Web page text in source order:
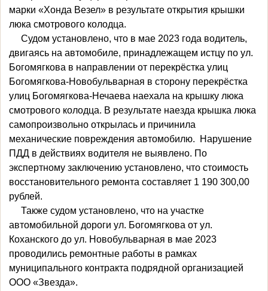
марки «Хонда Везел» в результате открытия крышки
люка смотрового колодца.
Судом установлено, что в мае 2023 года водитель,
двигаясь на автомобиле, принадлежащем истцу по ул.
Богомягкова в направлении от перекрёстка улиц
Богомягкова-Новобульварная в сторону перекрёстка
улиц Богомягкова-Нечаева наехала на крышку люка
смотрового колодца. В результате наезда крышка люка
самопроизвольно открылась и причинила
механические повреждения автомобилю. Нарушение
ПДД в действиях водителя не выявлено. По
экспертному заключению установлено, что стоимость
восстановительного ремонта составляет 1 190 300,00
рублей.
Также судом установлено, что на участке
автомобильной дороги ул. Богомягкова от ул.
Коханского до ул. Новобульварная в мае 2023
проводились ремонтные работы в рамках
муниципального контракта подрядной организацией
ООО «Звезда».